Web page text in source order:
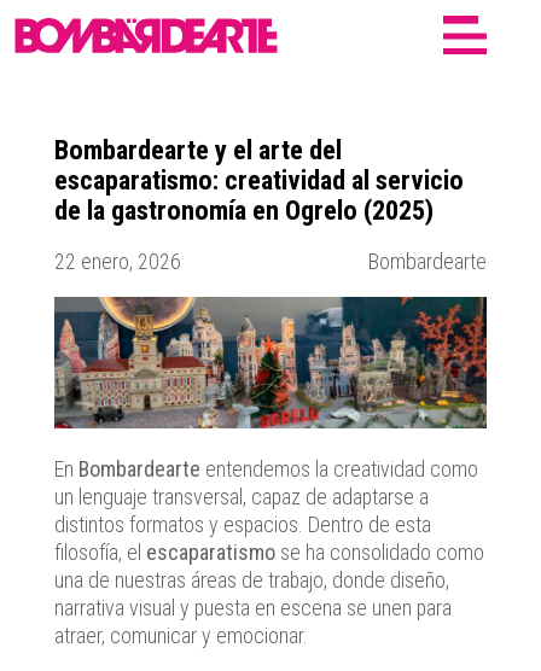
Bombardearte y el arte del
escaparatismo: creatividad al servicio
de la gastronomía en Ogrelo (2025)
22 enero, 2026 Bombardearte
En Bombardearte entendemos la creatividad como
un lenguaje transversal, capaz de adaptarse a
distintos formatos y espacios. Dentro de esta
filosofía, el escaparatismose ha consolidado como
una de nuestras áreas de trabajo, donde diseño,
narrativa visual y puesta en escena se unen para
atraer, comunicar y emocionar.